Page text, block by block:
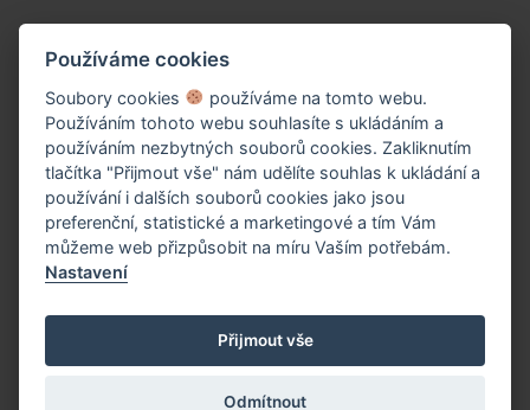
Podpořte naše dílo!
Používáme cookies
Soubory cookies
používáme na tomto webu.
Používáním tohoto webu souhlasíte s ukládáním a
používáním nezbytných souborů cookies. Zakliknutím
tlačítka "Přijmout vše" nám udělíte souhlas k ukládání a
používání i dalších souborů cookies jako jsou
preferenční, statistické a marketingové a tím Vám
můžeme web přizpůsobit na míru Vaším potřebám.
Nastavení
Přijmout vše
Odmítnout